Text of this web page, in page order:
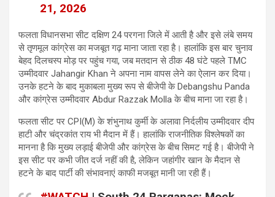
21, 2026
फलता विधानसभा सीट दक्षिण 24 परगना जिले में आती है और इसे लंबे समय
से तृणमूल कांग्रेस का मजबूत गढ़ माना जाता रहा है। हालांकि इस बार चुनाव
बेहद दिलचस्प मोड़ पर पहुंच गया, जब मतदान से ठीक 48 घंटे पहले TMC
उम्मीदवार Jahangir Khan ने अपना नाम वापस लेने का ऐलान कर दिया।
उनके हटने के बाद मुकाबला मुख्य रूप से बीजेपी के Debangshu Panda
और कांग्रेस उम्मीदवार Abdur Razzak Molla के बीच माना जा रहा है।
फलता सीट पर CPI(M) के शंभुनाथ कुर्मी के अलावा निर्दलीय उम्मीदवार दीप
हाटी और चंद्रकांत राय भी मैदान में हैं। हालांकि राजनीतिक विश्लेषकों का
मानना है कि मुख्य लड़ाई बीजेपी और कांग्रेस के बीच सिमट गई है। बीजेपी ने
इस सीट पर कभी जीत दर्ज नहीं की है, लेकिन जहांगीर खान के मैदान से
हटने के बाद पार्टी की संभावनाएं काफी मजबूत मानी जा रही हैं।